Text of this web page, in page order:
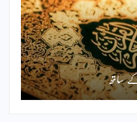
کے ساتھ